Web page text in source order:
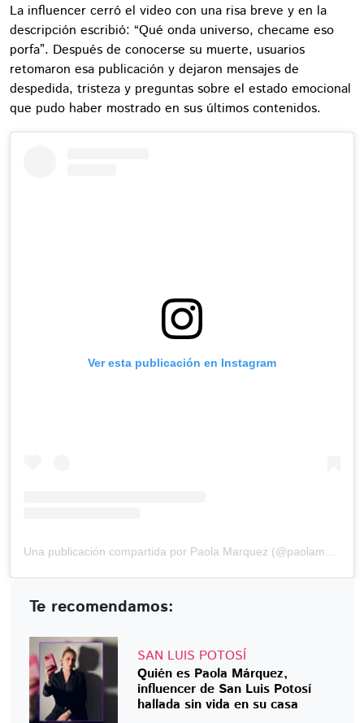
La influencer cerró el video con una risa breve y en la
descripción escribió: “Qué onda universo, checame eso
porfa”. Después de conocerse su muerte, usuarios
retomaron esa publicación y dejaron mensajes de
despedida, tristeza y preguntas sobre el estado emocional
que pudo haber mostrado en sus últimos contenidos.
Ver esta publicación en Instagram
Te recomendamos:
SAN LUIS POTOSÍ
Quién es Paola Márquez,
influencer de San Luis Potosí
hallada sin vida en su casa